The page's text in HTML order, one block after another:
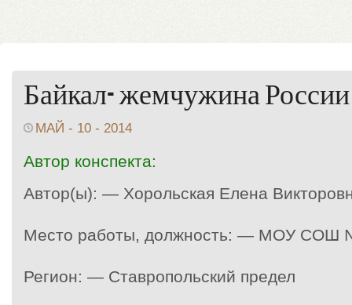
Байкал- жемчужина России
МАЙ - 10 - 2014
Автор конспекта:
Автор(ы): — Хорольская Елена
Место работы, должность: — МОУ СОШ
Регион: — Ставропольский предел